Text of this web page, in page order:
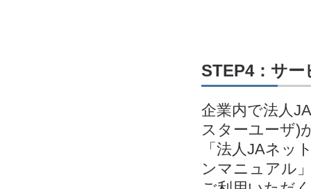
STEP4：サー
企業内で法人
スターユーザ)
「法人JAネッ
ンマニュアル